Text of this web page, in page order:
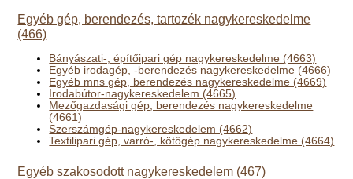
Egyéb gép, berendezés, tartozék nagykereskedelme
(466)
Bányászati-, építőipari gép nagykereskedelme (4663)
Egyéb irodagép, -berendezés nagykereskedelme (4666)
Egyéb mns gép, berendezés nagykereskedelme (4669)
Irodabútor-nagykereskedelem (4665)
Mezőgazdasági gép, berendezés nagykereskedelme
(4661)
Szerszámgép-nagykereskedelem (4662)
Textilipari gép, varró-, kötőgép nagykereskedelme (4664)
Egyéb szakosodott nagykereskedelem (467)